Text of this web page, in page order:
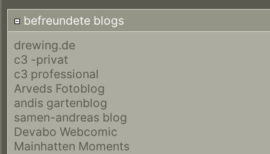
befreundete blogs
drewing.de
c3 -privat
c3 professional
Arveds Fotoblog
andis gartenblog
samen-andreas blog
Devabo Webcomic
Mainhatten Moments